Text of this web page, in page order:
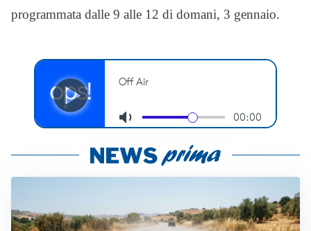
programmata dalle 9 alle 12 di domani, 3 gennaio.